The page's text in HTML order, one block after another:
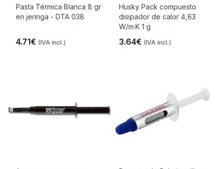
Pasta Térmica Blanca 8 gr
en jeringa - DTA 038
4.71€ (IVA incl.)
Husky Pack compuesto
disipador de calor 4,63
W/m·K 1 g
3.64€ (IVA incl.)